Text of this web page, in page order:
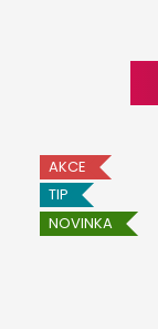
AKCE
TIP
NOVINKA